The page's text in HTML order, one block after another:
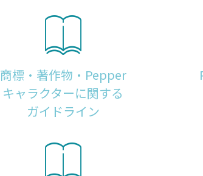
商標・著作物・Pepper
キャラクターに関する
ガイドライン